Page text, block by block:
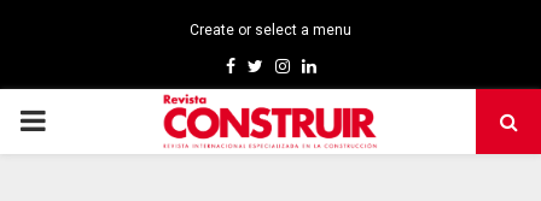
Create or select a menu
Facebook
TwitterInstagram
Linkedin
PRIMARY